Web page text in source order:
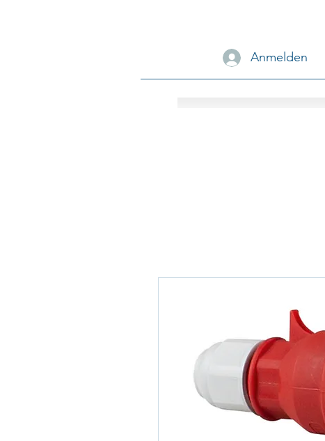
Anmelden